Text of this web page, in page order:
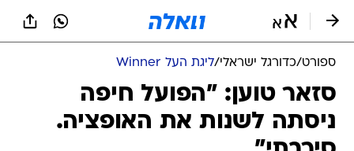
ספורט/כדורגל ישראלי/ליגת העל Winner
סזאר טוען: "הפועל חיפה
ניסתה לשנות את האופציה.